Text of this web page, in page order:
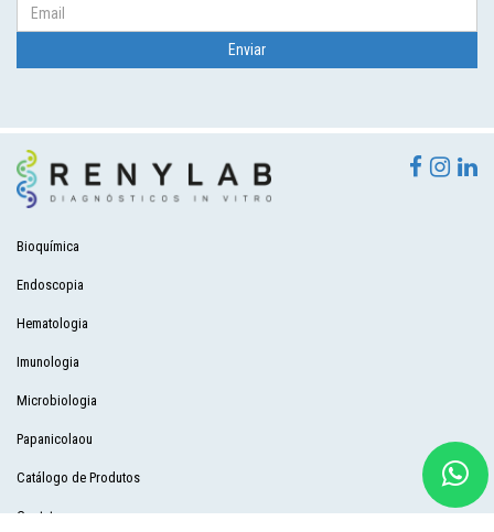
Bioquímica
Endoscopia
Hematologia
Imunologia
Microbiologia
Papanicolaou
Catálogo de Produtos
Contato